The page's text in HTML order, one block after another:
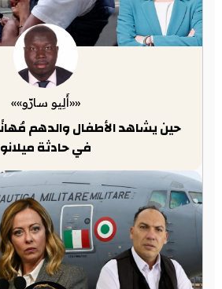
««أَلِيو سارّو»»
حين يشاهد الأطفال والدهم
في حادثة ميلانو